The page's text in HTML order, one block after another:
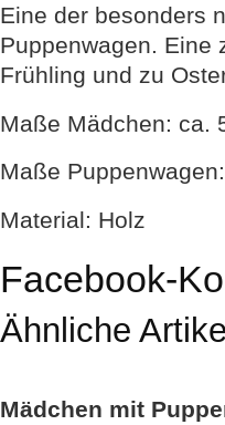
Eine der besonders
Puppenwagen. Eine
Frühling und zu
Maße Mädchen: ca.
Maße
Material: Holz
Facebook-
Ähnliche
Mädchen mit